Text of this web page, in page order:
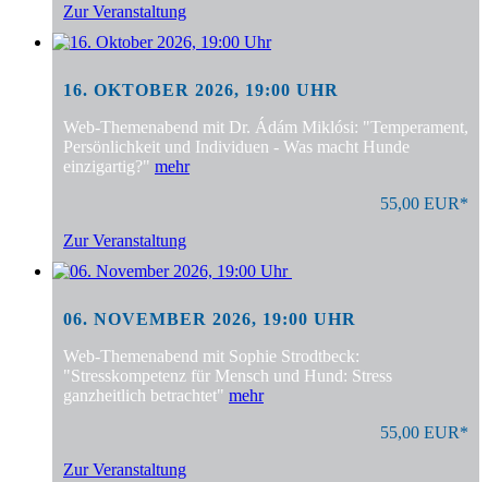
Zur Veranstaltung
16. OKTOBER 2026, 19:00 UHR
Web-Themenabend mit Dr. Ádám Miklósi: "Temperament,
Persönlichkeit und Individuen - Was macht Hunde
einzigartig?" mehr
55,00 EUR*
Zur Veranstaltung
06. NOVEMBER 2026, 19:00 UHR
Web-Themenabend mit Sophie Strodtbeck:
"Stresskompetenz für Mensch und Hund: Stress
ganzheitlich betrachtet" mehr
55,00 EUR*
Zur Veranstaltung